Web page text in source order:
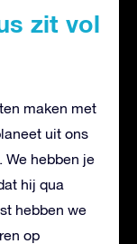
zit vol
maken met
uit ons
We hebben je
hij qua
hebben we
op